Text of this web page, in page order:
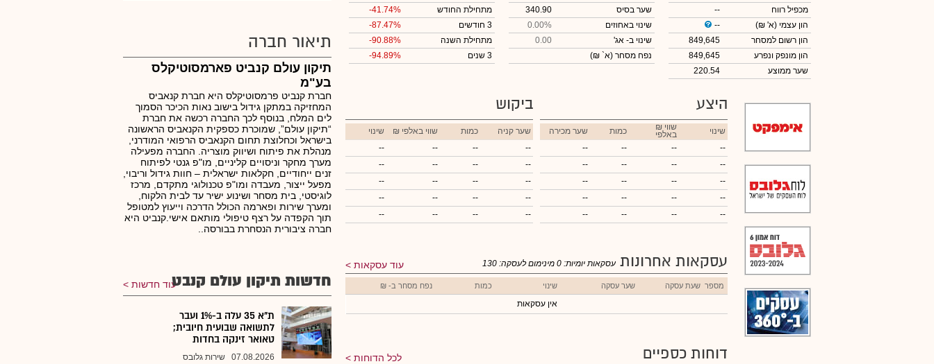
מכפיל רווח
--
הון עצמי (א' ₪)
--
הון רשום למסחר
849,645
הון מונפק ונפרע
849,645
שער ממוצע
220.54
שער בסיס
340.90
שינוי באחוזים
0.00%
שינוי ב- אג'
0.00
נפח מסחר (א` ₪)
מתחילת החודש
-41.74%
3 חודשים
-87.47%
מתחילת השנה
-90.88%
3 שנים
-94.89%
היצע
שינוי ₪ שווי
באלפי כמות
שער מכירה
--
--
--
--
--
--
--
--
--
--
--
--
--
--
--
--
--
--
--
--
ביקוש
שער קניה כמות ₪ שווי באלפי
שינוי
--
--
--
--
--
--
--
--
--
--
--
--
--
--
--
--
--
--
--
--
עסקאות אחרונות עוד עסקאות עסקאות יומיות: 0 מינימום לעסקה: 130
מספר שעת עסקה שער עסקה שינוי כמות נפח מסחר ב- ₪
אין עסקאות
דוחות כספיים לכל הדוחות
תיאור חברה
תיקון עולם קנביט פארמסוטיקלס
בע"מ
חברת קנביט פרמסוטיקלס היא חברת קנאביס
המחזיקה במתקן גידול בישוב נאות הכיכר הסמוך
לים המלח, בנוסף לכך החברה רכשה את חברת
“תיקון עולם”, שמוכרת כספקית הקנאביס הראשונה
בישראל וכחלוצת תחום הקנאביס הרפואי המודרני,
מנהלת את פיתוח ושיווק מוצריה. החברה מפעילה
מערך מחקר וניסויים קליניים, מו"פ גנטי לפיתוח
זנים ייחודיים, חקלאות ישראלית – חוות גידול וריבוי,
מפעל ייצור, מעבדה ומו"פ טכנולוגי מתקדם, מרכז
לוגיסטי, בית מסחר ושינוע ישיר עד לבית הלקוח,
ומערך שירות ופארמה הכולל הדרכה וייעוץ למטופל
תוך הקפדה על רצף טיפולי מותאם אישי.קנביט היא
חברה ציבורית הנסחרת בבורסה..
חדשות תיקון עולם קנבטעוד חדשות
ת"א 35 עלה ב-1% ועבר
לתשואה שבועית חיובית;
טאואר זינקה בחדות
07.08.2026 שירות גלובס